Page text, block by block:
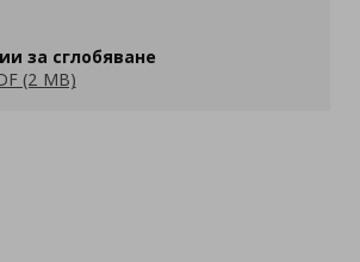
за сглобяване
(2 MB)